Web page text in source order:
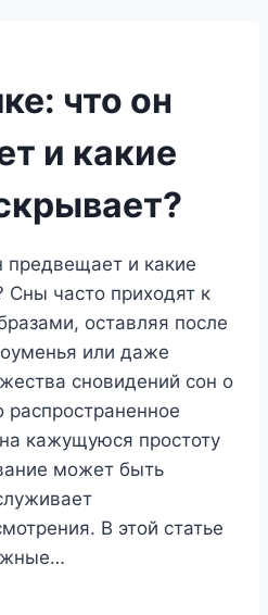
что он
и какие
предвещает и какие
Сны часто приходят к
оставляя после
или даже
сновидений сон о
распространенное
кажущуюся простоту
может быть
В этой статье